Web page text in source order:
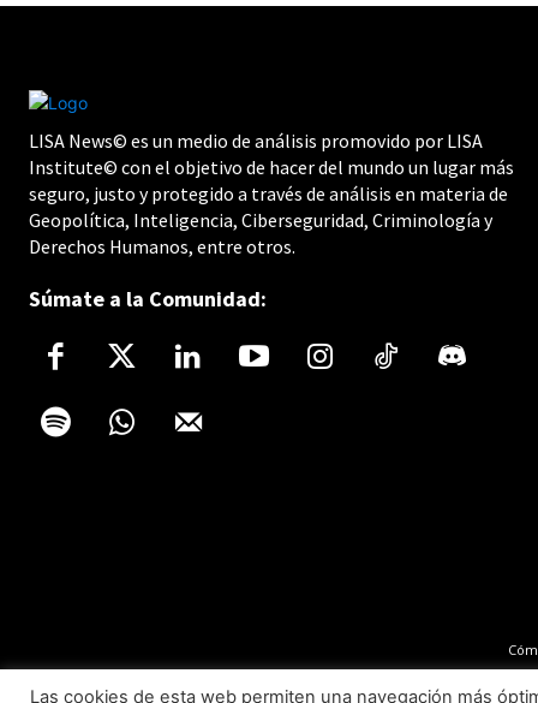
LISA News© es un medio de análisis promovido por LISA
Institute© con el objetivo de hacer del mundo un lugar más
seguro, justo y protegido a través de análisis en materia de
Geopolítica, Inteligencia, Ciberseguridad, Criminología y
Derechos Humanos, entre otros.
Súmate a la Comunidad:
Las cookies de esta web permiten una navegación más